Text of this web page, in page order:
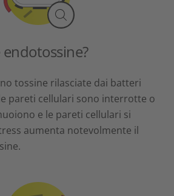
tossine rilasciate dai batteri
pareti cellulari sono interrotte o
e le pareti cellulari si
aumenta notevolmente il